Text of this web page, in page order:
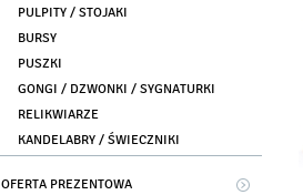
PULPITY / STOJAKI
BURSY
PUSZKI
GONGI / DZWONKI / SYGNATURKI
RELIKWIARZE
KANDELABRY / ŚWIECZNIKI
OFERTA PREZENTOWA